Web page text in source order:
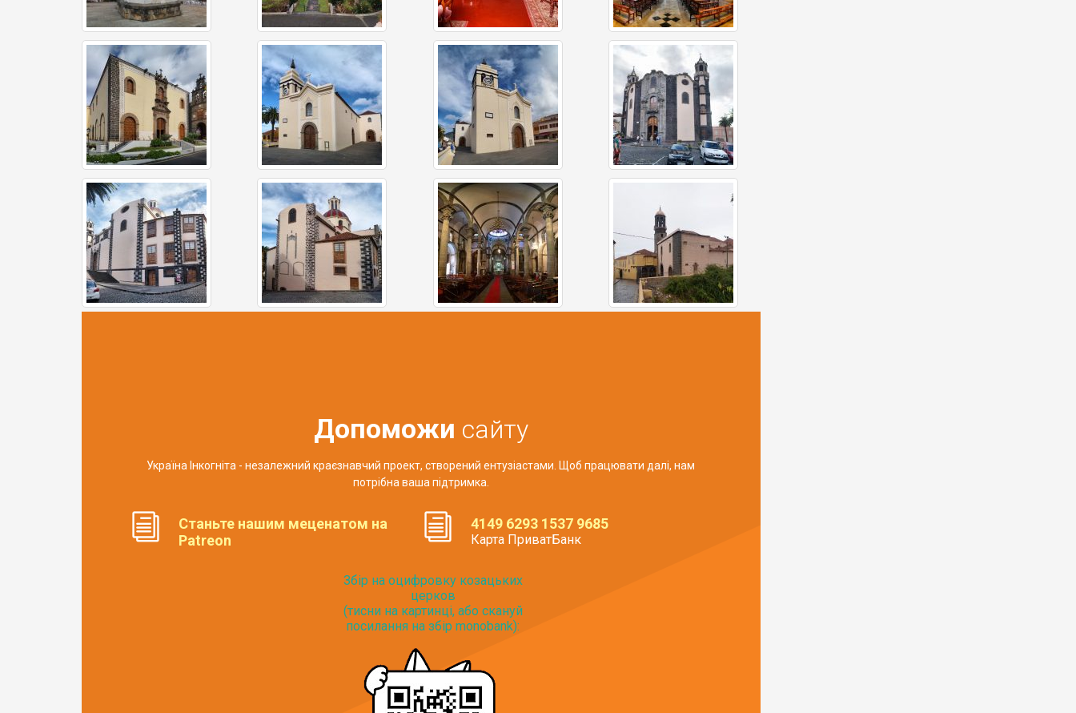
Допоможи сайту
Україна Інкогніта - незалежний краєзнавчий проект, створений ентузіастами. Щоб працювати далі, нам
потрібна ваша підтримка.
Станьте нашим меценатом на
Patreon
4149 6293 1537 9685
Карта ПриватБанк
Збір на оцифровку козацьких
церков
(тисни на картинці, або скануй
посилання на збір monobank):